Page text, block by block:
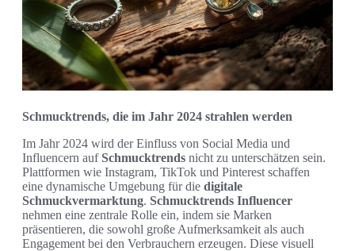
Schmucktrends, die im Jahr 2024 strahlen werden
Im Jahr 2024 wird der Einfluss von Social Media und
Influencern aufSchmucktrends nicht zu unterschätzen sein.
Plattformen wie Instagram, TikTok und Pinterest schaffen
eine dynamische Umgebung für die digitale
Schmuckvermarktung. Schmucktrends Influencer
nehmen eine zentrale Rolle ein, indem sie Marken
präsentieren, die sowohl große Aufmerksamkeit als auch
Engagement bei den Verbrauchern erzeugen. Diese visuell